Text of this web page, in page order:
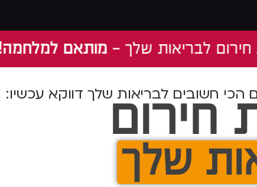
לבריאות שלך -מותאם למלחמה!
חשובים לבריאות שלך דווקא עכשיו:
חירום
שלך